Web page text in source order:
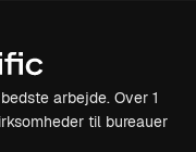
arbejde. Over 1
til bureauer